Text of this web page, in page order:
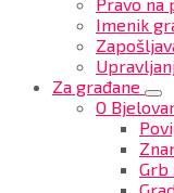
Imenik
Za građane
O
Grb